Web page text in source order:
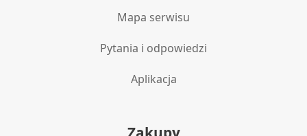
Mapa serwisu
Pytania i odpowiedzi
Aplikacja